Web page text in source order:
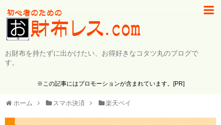
お財布を持たずに出かけたい、お得好きなコタツ丸のブログで
す。
※この記事にはプロモーションが含まれています。[PR]
ホーム スマホ決済 楽天ペイ